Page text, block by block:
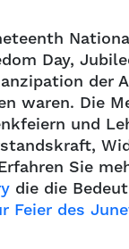
Day,
der
waren. Die
und
Sie
die die
Feier des